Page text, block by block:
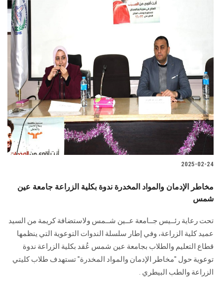
2025-02-24
مخاطر الإدمان والمواد المخدرة ندوة بكلية الزراعة جامعة عين
شمس
تحت رعاية رئــيس جــامعة عــين شــمس ولاستضافة كريمة من السيد
عميد كلية الزراعة، وفي إطار سلسلة الندوات التوعوية التي ينظمها
قطاع التعليم والطلاب بجامعة عين شمس عُقد بكلية الزراعة ندوة
توعوية حول "مخاطر الإدمان والمواد المخدرة" تستهدف طلاب كليتي
الزراعة والطب البيطري .